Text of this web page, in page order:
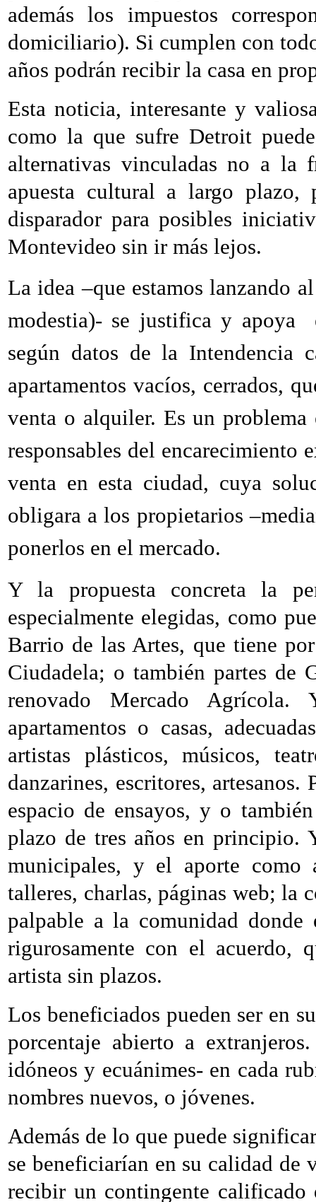
además los impuestos
domiciliario). Si cumplen con
años podrán recibir la casa en
Esta noticia, interesante y
como la que sufre Detroit
alternativas vinculadas no a la
apuesta cultural a largo
disparador para posibles
Montevideo sin ir más lejos.
La idea –que estamos lanzando
modestia)- se justifica y apoya
según datos de la Intendencia
apartamentos vacíos, cerrados,
venta o alquiler. Es un
responsables del encarecimiento
venta en esta ciudad, cuya
obligara a los propietarios
ponerlos en el mercado.
Y la propuesta concreta la
especialmente elegidas, como
Barrio de las Artes, que tiene
Ciudadela; o también partes de
renovado Mercado
apartamentos o casas,
artistas plásticos, músicos,
danzarines, escritores,
espacio de ensayos, y o
plazo de tres años en principio.
municipales, y el aporte como
talleres, charlas, páginas web; la
palpable a la comunidad
rigurosamente con el acuerdo,
artista sin plazos.
Los beneficiados pueden ser en
porcentaje abierto a
idóneos y ecuánimes- en cada
nombres nuevos, o jóvenes.
Además de lo que puede
se beneficiarían en su calidad de
recibir un contingente